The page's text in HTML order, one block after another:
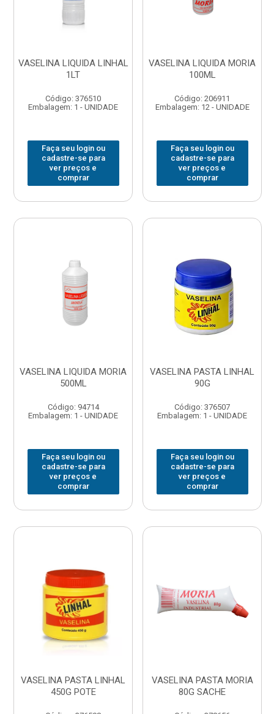
VASELINA LIQUIDA LINHAL
1LT
Código: 376510
Embalagem: 1 - UNIDADE
Faça seu login ou
cadastre-se para
ver preços e
comprar
VASELINA LIQUIDA MORIA
100ML
Código: 206911
Embalagem: 12 - UNIDADE
Faça seu login ou
cadastre-se para
ver preços e
comprar
VASELINA LIQUIDA MORIA
500ML
Código: 94714
Embalagem: 1 - UNIDADE
Faça seu login ou
cadastre-se para
ver preços e
comprar
VASELINA PASTA LINHAL
90G
Código: 376507
Embalagem: 1 - UNIDADE
Faça seu login ou
cadastre-se para
ver preços e
comprar
VASELINA PASTA LINHAL
450G POTE
VASELINA PASTA MORIA
80G SACHE